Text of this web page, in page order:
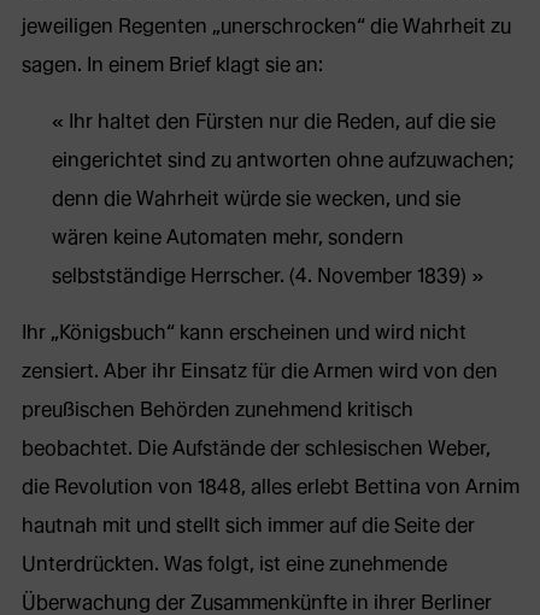
jeweiligen Regenten „unerschrocken“ die Wahrheit zu
sagen. In einem Brief klagt sie an:
Ihr haltet den Fürsten nur die Reden, auf die sie
eingerichtet sind zu antworten ohne aufzuwachen;
denn die Wahrheit würde sie wecken, und sie
wären keine Automaten mehr, sondern
selbstständige Herrscher. (4. November 1839)
Ihr „Königsbuch“ kann erscheinen und wird nicht
zensiert. Aber ihr Einsatz für die Armen wird von den
preußischen Behörden zunehmend kritisch
beobachtet. Die Aufstände der schlesischen Weber,
die Revolution von 1848, alles erlebt Bettina von Arnim
hautnah mit und stellt sich immer auf die Seite der
Unterdrückten. Was folgt, ist eine zunehmende
Überwachung der Zusammenkünfte in ihrer Berliner